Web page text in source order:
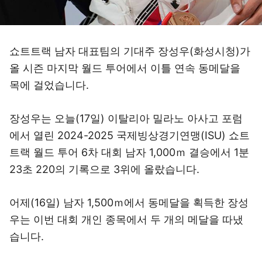
쇼트트랙 남자 대표팀의 기대주 장성우(화성시청)가
올 시즌 마지막 월드 투어에서 이틀 연속 동메달을
목에 걸었습니다.
장성우는 오늘(17일) 이탈리아 밀라노 아사고 포럼
에서 열린 2024-2025 국제빙상경기연맹(ISU) 쇼트
트랙 월드 투어 6차 대회 남자 1,000ｍ 결승에서 1분
23초 220의 기록으로 3위에 올랐습니다.
어제(16일) 남자 1,500ｍ에서 동메달을 획득한 장성
우는 이번 대회 개인 종목에서 두 개의 메달을 따냈
습니다.